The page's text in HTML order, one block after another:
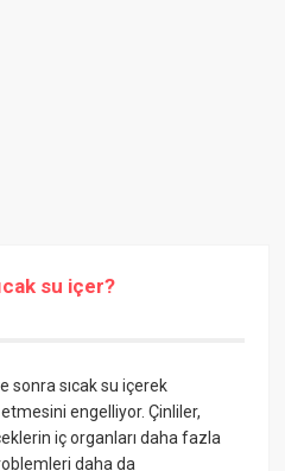
su içer?
sonra sıcak su içerek
engelliyor. Çinliler,
iç organları daha fazla
daha da